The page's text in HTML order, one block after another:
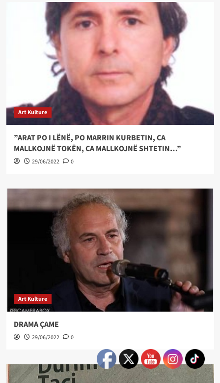
Art Kulture
”ARAT PO I LËNË, PO MARRIN KURBETIN, CA
MALLKOJNË TOKËN, CA MALLKOJNË SHTETIN…”
29/06/2022 0
Art Kulture
DRAMA ÇAME
29/06/2022 0